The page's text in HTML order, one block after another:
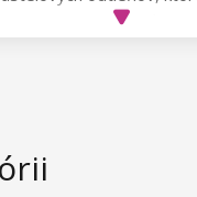
krycou schopnosťou